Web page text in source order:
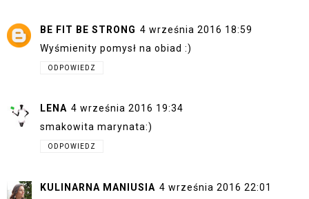
BE FIT BE STRONG 4 września 2016 18:59
Wyśmienity pomysł na obiad :)
ODPOWIEDZ
LENA 4 września 2016 19:34
smakowita marynata:)
ODPOWIEDZ
KULINARNA MANIUSIA 4 września 2016 22:01